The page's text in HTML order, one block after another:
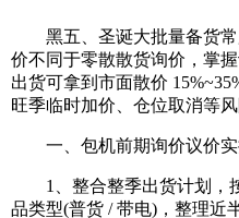
黑五、圣诞大批量备货常
价不同于零散散货询价，掌
出货可拿到市面散价
旺季临时加价、仓位取消等风
一、包机前期询价议价实
1、整合整季出货计划，
品类型(普货 / 带电)，整理近